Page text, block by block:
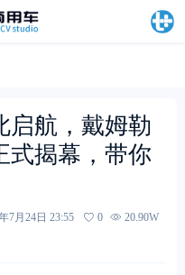
启航，戴姆勒
式揭幕，带你
7月24日 23:55 0
20.90W